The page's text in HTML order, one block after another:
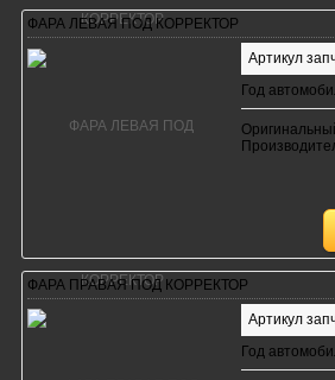
ФАРА ЛЕВАЯ ПОД КОРРЕКТОР
Артикул
Год
ФАРА ПРАВАЯ ПОД КОРРЕКТОР
Артикул
Год